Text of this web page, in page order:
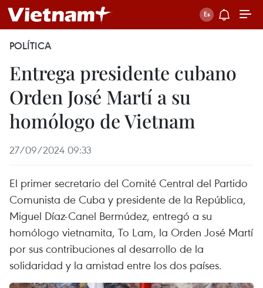
POLÍTICA
Entrega presidente cubano
Orden José Martí a su
homólogo de Vietnam
27/09/2024 09:33
El primer secretario del Comité Central del Partido
Comunista de Cuba y presidente de la República,
Miguel Díaz-Canel Bermúdez, entregó a su
homólogo vietnamita, To Lam, la Orden José Martí
por sus contribuciones al desarrollo de la
solidaridad y la amistad entre los dos países.